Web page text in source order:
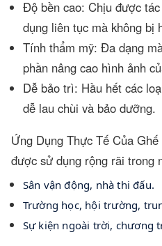
Độ bền cao: Chịu được
dụng liên tục mà không bị
Tính thẩm mỹ: Đa dạng
phần nâng cao hình ảnh
Dễ bảo trì: Hầu hết các
dễ lau chùi và bảo dưỡng.
Ứng Dụng Thực Tế Của
được sử dụng rộng rãi trong
Sân vận động, nhà thi đấu.
Trường học, hội trường,
Sự kiện ngoài trời, chương